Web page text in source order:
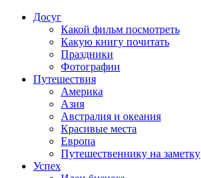
Досуг
Какой фильм посмотреть
Какую книгу почитать
Праздники
Фотографии
Путешествия
Америка
Азия
Австралия и океания
Красивые места
Европа
Путешественнику на заметку
Успех